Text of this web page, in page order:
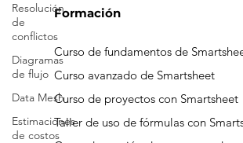
Resolución
de
conflictos
Diagramas
de flujo
Data Mesh
Estimaciones
de costos
Formación
Curso de fundamentos de Smartsheet
Curso avanzado de Smartsheet
Curso de proyectos con Smartsheet